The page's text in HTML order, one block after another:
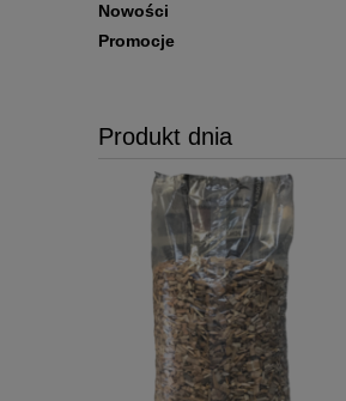
Nowości
Promocje
Produkt dnia